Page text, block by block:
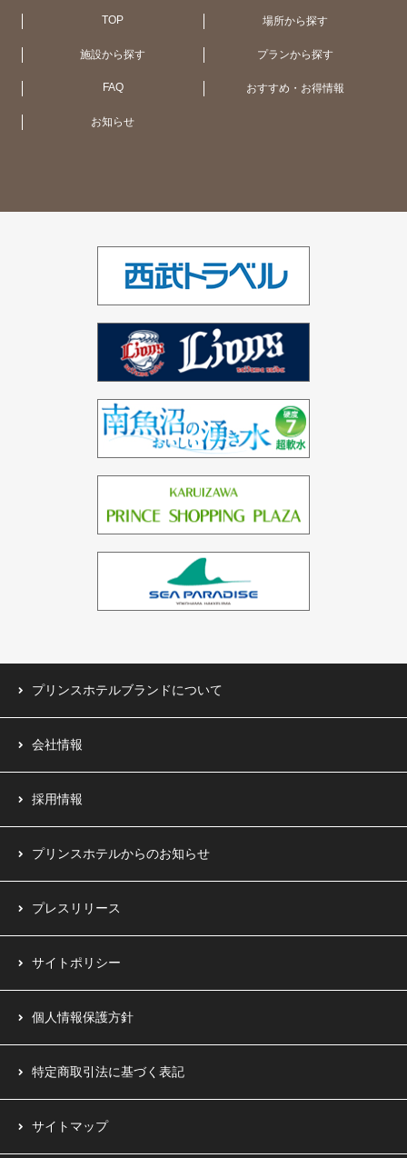
大阪（1ホテル）
函館・大沼（1ホテル）
オーストラリア（11ホテル）
ベトナム（1ホテル）
インド（2ホテル）
ドバイ（3ホテル）
バーレーン（1ホテル）
TOP 場所から探す
施設から探す プランから探す
FAQ おすすめ・お得情報
お知らせ
プリンスホテルブランドについて
会社情報
採用情報
プリンスホテルからのお知らせ
プレスリリース
サイトポリシー
個人情報保護方針
特定商取引法に基づく表記
サイトマップ